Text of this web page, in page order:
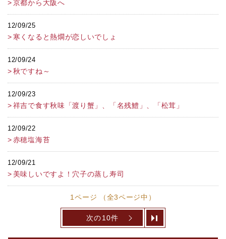
京都から大阪へ
12/09/25
寒くなると熱燗が恋しいでしょ
12/09/24
秋ですね～
12/09/23
祥吉で食す秋味「渡り蟹」、「名残鱧」、「松茸」
12/09/22
赤穂塩海苔
12/09/21
美味しいですよ！穴子の蒸し寿司
1ページ （全3ページ中）
次の10件